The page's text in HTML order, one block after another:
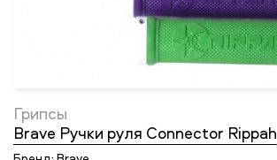
Грипсы
Brave Ручки руля Connector Rippah